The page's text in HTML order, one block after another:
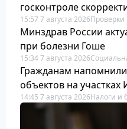
госконтроле
15:57 7 августа 2026Проверки
Минздрав России
при болезни Гоше
15:34 7 августа 2026
Гражданам
объектов на
14:45 7 августа 2026Налоги и